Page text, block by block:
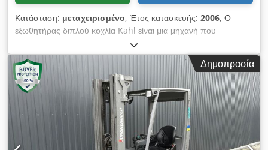
Κατάσταση: μεταχειρισμένο, Έτος κατασκευής: 2006, Ο
εξωθητήρας διπλού κοχλία Kahl είναι μια μηχανή που
κατασκευάστηκε από την Kahl το 2006. Αυτή τη στιγμή
αποθηκεύεται στη Γερμανία και είναι εξοπλισμένο με δοχείο
λεπτόκοκκου, εκροή λεπτού κόκκου, σάκο λεπτόκοκκου,
μονάδα ιμάντα (τύπου: BTK 1510-0), προσθήκη νερού,
εξωθητή και ανεμιστήρα αέρα τροφοδοσίας και αναθεωρήθηκε
το 2016. Περιλαμβάνει επίσης αφαίρεση σκόνης, σήτα
αναρρόφησης, εξαγωγή σκόνης, τελική συσκευασία,
στεγνωτήριο ιμάντα, δοχείο προϊόντος, μεταφορέα αλυσίδας
σωλήνων, κυκλώνα, περιστροφική βαλβίδα, διανομέα, σακούλα
Δημοπρασία